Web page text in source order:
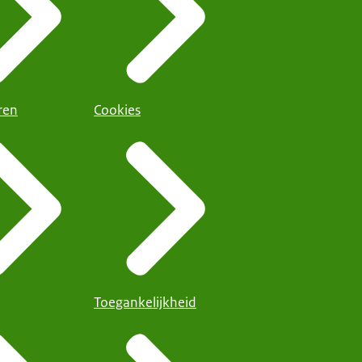
Cookies
Toegankelijkheid